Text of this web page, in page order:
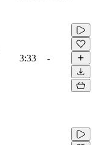
3:33 -